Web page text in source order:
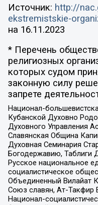
Источник: http://
ekstremistskie-
на 16.11.2023
* Перечень
религиозных
которых судом
законную силу
запрете
Национал-
Кубанской Духовно
Духовного Управления
Славянская Община
Духовная Семинария
Богодержавию, Таблиги
Русское национальное
социалистическое
Объединенный Вилайат
Союз славян, Ат-Такфир
Национал-